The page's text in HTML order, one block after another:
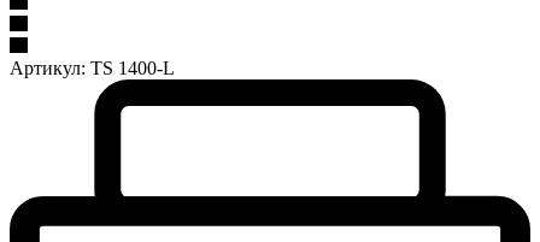
Артикул: TS 1400-L